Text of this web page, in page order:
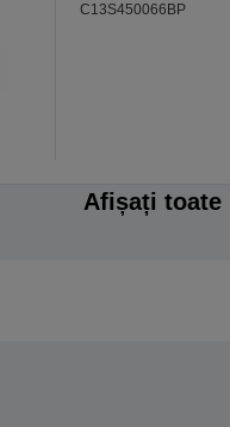
C13S450066BP
Afișați toate